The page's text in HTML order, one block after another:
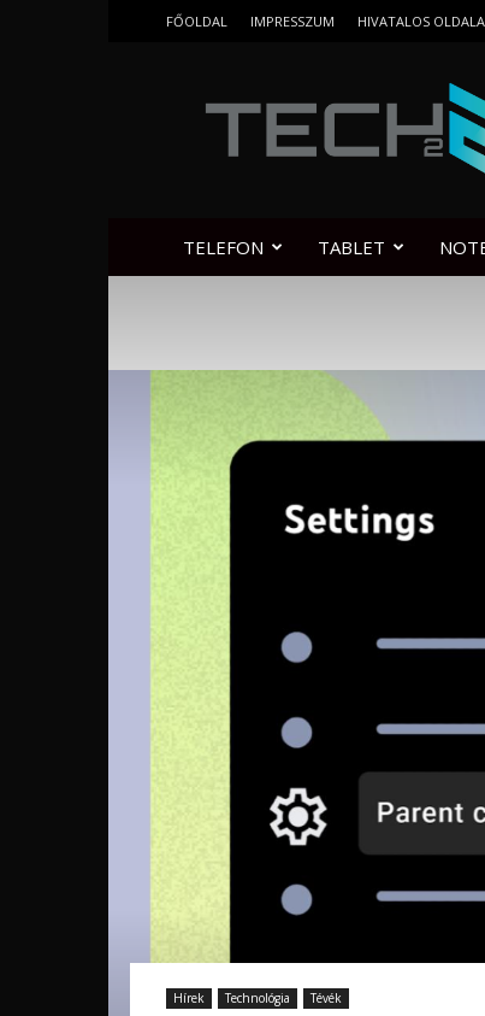
FŐOLDAL IMPRESSZUM HIVATALOS
TELEFON TABLET
Hírek Technológia Tévék